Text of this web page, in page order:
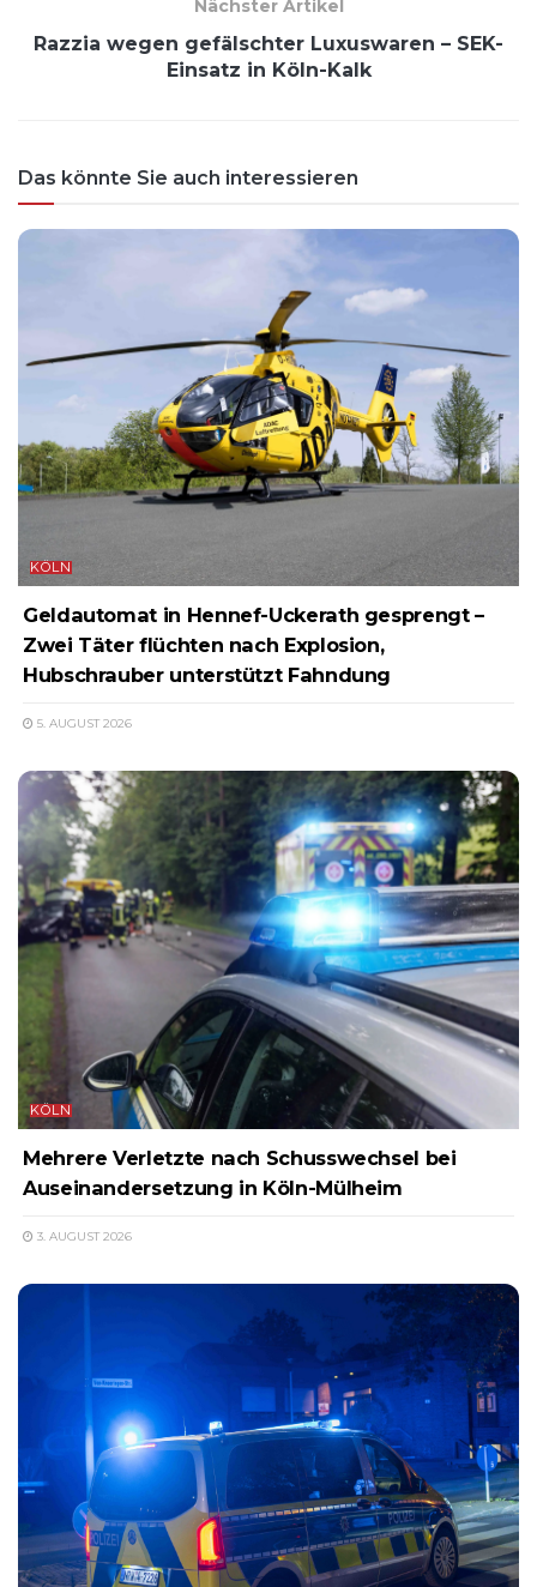
Nächster Artikel
Razzia wegen gefälschter Luxuswaren – SEK-
Einsatz in Köln-Kalk
Das könnte Sie auch interessieren
KÖLN
Geldautomat in Hennef-Uckerath gesprengt –
Zwei Täter flüchten nach Explosion,
Hubschrauber unterstützt Fahndung
5. AUGUST 2026
KÖLN
Mehrere Verletzte nach Schusswechsel bei
Auseinandersetzung in Köln-Mülheim
3. AUGUST 2026